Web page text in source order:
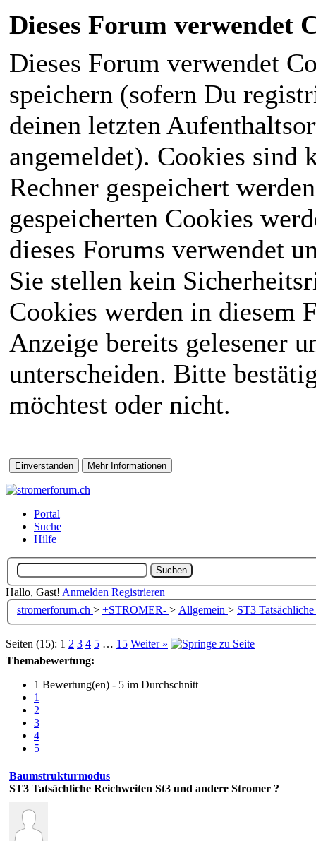
Dieses Forum verwendet
Dieses Forum verwendet
speichern (sofern Du
deinen letzten
angemeldet). Cookies sind
Rechner gespeichert
gespeicherten Cookies
dieses Forums verwendet
Sie stellen kein
Cookies werden in diesem
Anzeige bereits gelesener
unterscheiden. Bitte
möchtest oder nicht.
Portal
Suche
Hilfe
Hallo, Gast! Anmelden Registrieren
stromerforum.ch > +STROMER- > Allgemein > ST3
Seiten (15): 1 2 3 4 5 … 15 Weiter »
Themabewertung:
1 Bewertung(en) - 5 im Durchschnitt
1
2
3
4
5
Baumstrukturmodus
ST3 Tatsächliche Reichweiten St3 und andere Stromer ?